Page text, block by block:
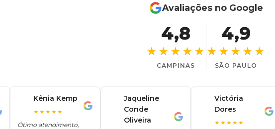
Avaliações no Google
4,8
★★★★★
CAMPINAS
4,9
★★★★★
SÃO PAULO
Kênia Kemp
★★★★★
Ótimo atendimento,
Jaqueline
Conde
Oliveira
Victória
Dores
★★★★★